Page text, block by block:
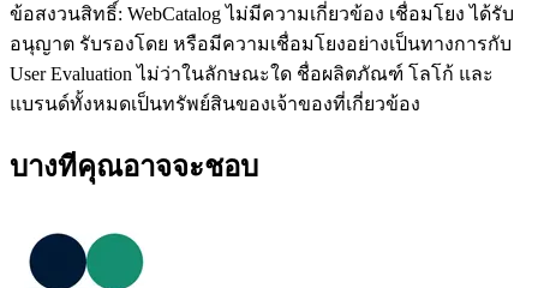
ข้อสงวนสิทธิ์: WebCatalog ไม่มีความเกี่ยวข้อง เชื่อมโยง ได้รับ
อนุญาต รับรองโดย หรือมีความเชื่อมโยงอย่างเป็นทางการกับ
User Evaluation ไม่ว่าในลักษณะใด ชื่อผลิตภัณฑ์ โลโก้ และ
แบรนด์ทั้งหมดเป็นทรัพย์สินของเจ้าของที่เกี่ยวข้อง
บางทีคุณอาจจะชอบ